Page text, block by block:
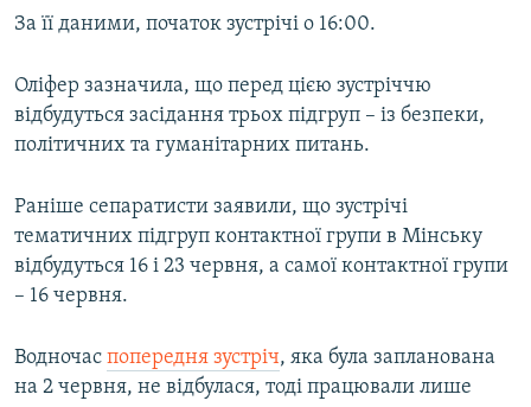
ДОЛУЧАЙСЯ!
Усі сайти RFE/RL
За її даними, початок зустрічі о 16:00.
Оліфер зазначила, що перед цією зустріччю
відбудуться засідання трьох підгруп – із безпеки,
політичних та гуманітарних питань.
Раніше сепаратисти заявили, що зустрічі
тематичних підгруп контактної групи в Мінську
відбудуться 16 і 23 червня, а самої контактної групи
– 16 червня.
Водночас попередня зустріч, яка була запланована
на 2 червня, не відбулася, тоді працювали лише